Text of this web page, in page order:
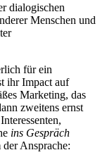
dialogischen
Menschen und
für ein
ihr Impact auf
Marketing, das
zweitens ernst
ins Gespräch
Ansprache: